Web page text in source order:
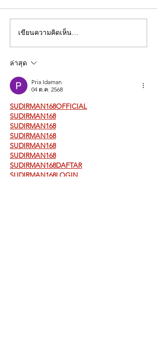
ผบช.ทท. ให้การต้อนรับ
กงสุลอังกฤษประจำ
เขียนความคิดเห็น…
ล่าสุด
Pria Idaman
04 ต.ค. 2568
SUDIRMAN168OFFICIAL
SUDIRMAN168
SUDIRMAN168
SUDIRMAN168
SUDIRMAN168
SUDIRMAN168
SUDIRMAN168DAFTAR
SUDIRMAN168LOGIN